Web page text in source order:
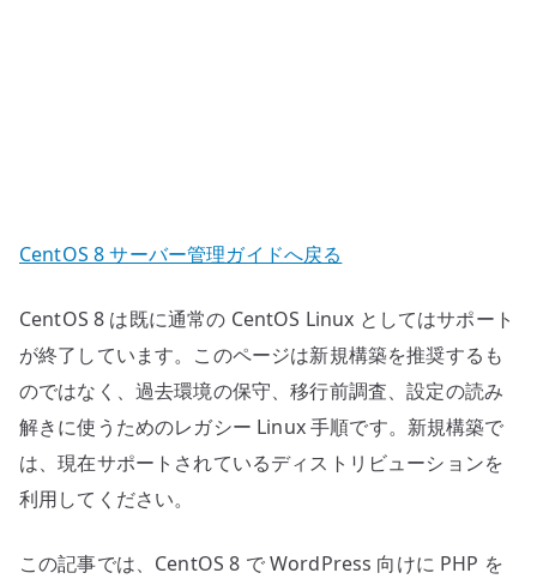
CentOS 8 サーバー管理ガイドへ戻る
CentOS 8 は既に通常の CentOS Linux としてはサポート
が終了しています。このページは新規構築を推奨するも
のではなく、過去環境の保守、移行前調査、設定の読み
解きに使うためのレガシー Linux 手順です。新規構築で
は、現在サポートされているディストリビューションを
利用してください。
この記事では、CentOS 8 で WordPress 向けに PHP を